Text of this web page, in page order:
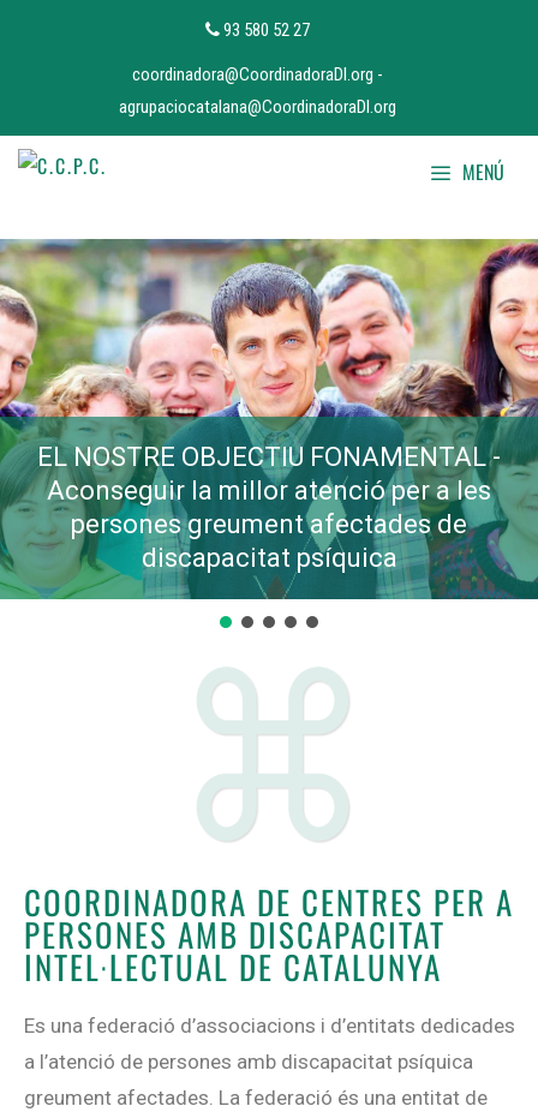
93 580 52 27
coordinadora@CoordinadoraDI.org -
agrupaciocatalana@CoordinadoraDI.org
MENÚ
EL NOSTRE OBJECTIU FONAMENTAL -
Aconseguir la millor atenció per a les
persones greument afectades de
discapacitat psíquica
COORDINADORA DE CENTRES PER A
PERSONES AMB DISCAPACITAT
INTEL·LECTUAL DE CATALUNYA
Es una federació d’associacions i d’entitats dedicades
a l’atenció de persones amb discapacitat psíquica
greument afectades. La federació és una entitat de